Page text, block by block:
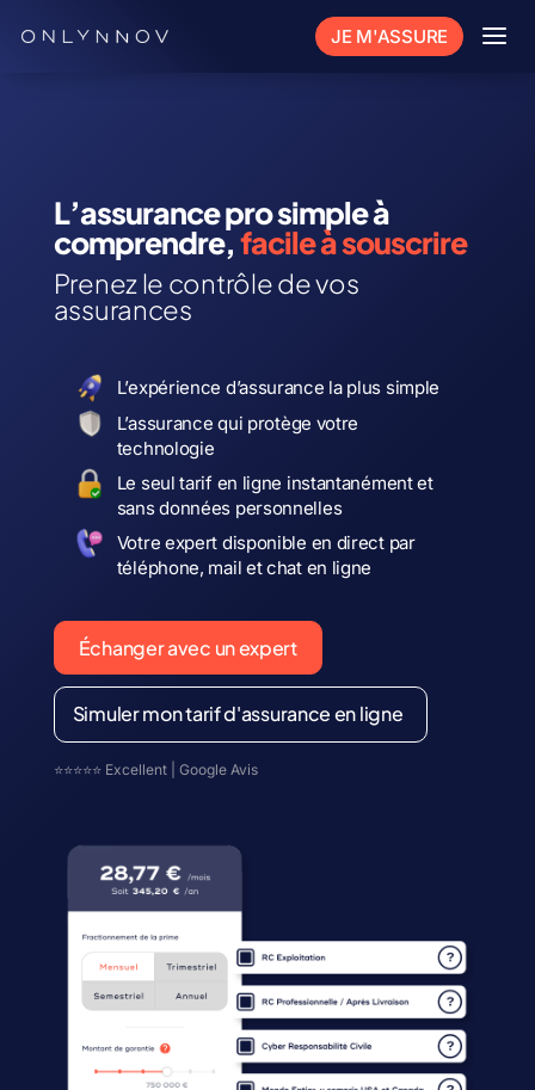
JE M'ASSURE a
L’assurance pro simple à
comprendre,facile à souscrire
Prenez le contrôle de vos
assurances
L’expérience d’assurance la plus simple
L’assurance qui protège votre
technologie
Le seul tarif en ligne instantanément et
sans données personnelles
Votre expert disponible en direct par
téléphone, mail et chat en ligne
Échanger avec un expert
Simuler mon tarif d'assurance en ligne
⭐⭐⭐⭐⭐ Excellent | Google Avis